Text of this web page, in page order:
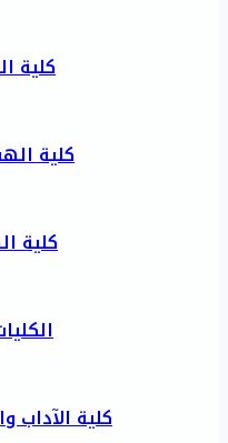
كلية
كلية
كلية
كلية الآداب